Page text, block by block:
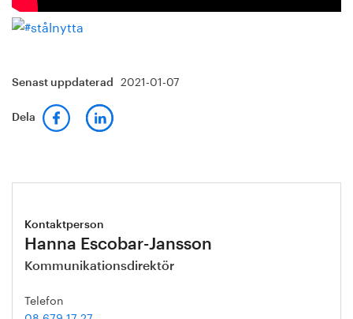
Senast uppdaterad 2021-01-07
Dela
Kontaktperson
Hanna Escobar-Jansson
Kommunikationsdirektör
Telefon